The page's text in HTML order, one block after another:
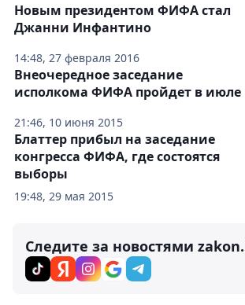
14:48, 27 февраля 2016
Новым президентом ФИФА стал
Джанни Инфантино
21:46, 10 июня 2015
Внеочередное заседание
исполкома ФИФА пройдет в июле
19:48, 29 мая 2015
Блаттер прибыл на заседание
конгресса ФИФА, где состоятся
выборы
Следите за новостями